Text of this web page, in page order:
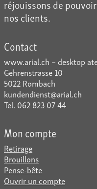
réjouissons de
nos clients.
Contact
www.arial.ch – desktop
Gehrenstrasse 10
5022 Rombach
kundendienst@arial.ch
Tel. 062 823 07 44
Mon compte
Retirage
Brouillons
Pense-bête
Ouvrir un compte